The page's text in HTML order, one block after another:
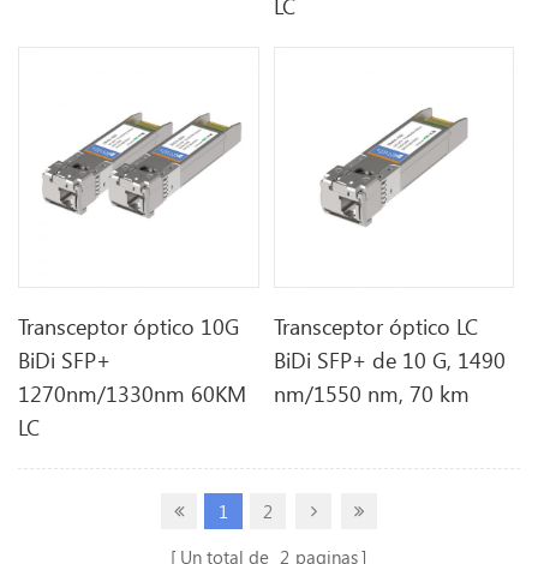
LC
Transceptor óptico 10G
BiDi SFP+
1270nm/1330nm 60KM
LC
Transceptor óptico LC
BiDi SFP+ de 10 G, 1490
nm/1550 nm, 70 km
1
2
Un total de 2 paginas